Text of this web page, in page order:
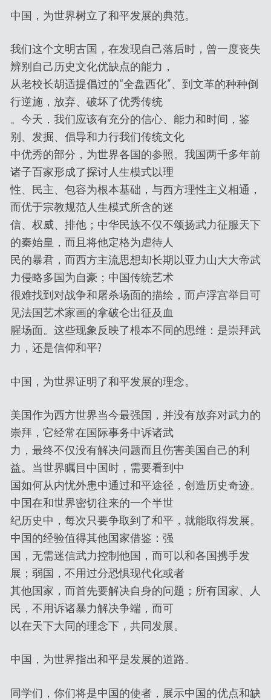
中国，为世界树立了和平发展的典范。
我们这个文明古国，在发现自己落后时，曾一度丧失
辨别自己历史文化优缺点的能力，
从老校长胡适提倡过的“全盘西化”、到文革的种种倒
行逆施，放弃、破坏了优秀传统
。今天，我们应该有充分的信心、能力和时间，鉴
别、发掘、倡导和力行我们传统文化
中优秀的部分，为世界各国的参照。我国两千多年前
诸子百家形成了探讨人生模式以理
性、民主、包容为根本基础，与西方理性主义相通，
而优于宗教规范人生模式所含的迷
信、权威、排他；中华民族不仅不颂扬武力征服天下
的秦始皇，而且将他定格为虐待人
民的暴君，而西方主流思想却长期以亚力山大大帝武
力侵略多国为自豪；中国传统艺术
很难找到对战争和屠杀场面的描绘，而卢浮宫举目可
见法国艺术家画的拿破仑出征及血
腥场面。这些现象反映了根本不同的思维：是崇拜武
力，还是信仰和平?
中国，为世界证明了和平发展的理念。
美国作为西方世界当今最强国，并没有放弃对武力的
崇拜，它经常在国际事务中诉诸武
力，最终不仅没有解决问题而且伤害美国自己的利
益。当世界瞩目中国时，需要看到中
国如何从内忧外患中通过和平途径，创造历史奇迹。
中国在和世界密切往来的一个半世
纪历史中，每次只要争取到了和平，就能取得发展。
中国的经验值得其他国家借鉴：强
国，无需迷信武力控制他国，而可以和各国携手发
展；弱国，不用过分恐惧现代化或者
其他国家，而首先要解决自身的问题；所有国家、人
民，不用诉诸暴力解决争端，而可
以在天下大同的理念下，共同发展。
中国，为世界指出和平是发展的道路。
同学们，你们将是中国的使者，展示中国的优点和缺